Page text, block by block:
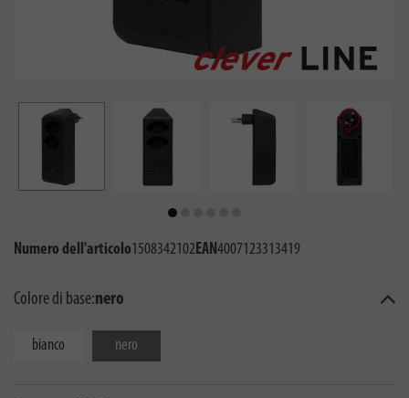
Numero dell'articolo1508342102EAN4007123313419
Colore di base:nero
bianco nero